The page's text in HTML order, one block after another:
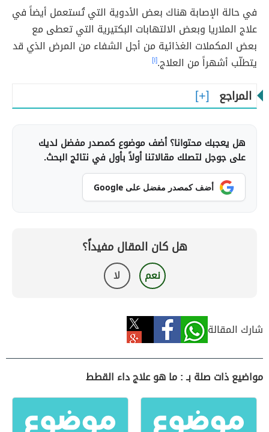
في حالة الإصابة هناك بعض الأدوية التي تُستعمل أيضاً في
علاج الملاريا وبعض الالتهابات البكتيرية التي تعطى مع
بعض المكملات الغذائية من أجل الشفاء من المرض الذي قد
يتطلّب أشهراً من العلاج.[١]
المراجع
هل يعجبك محتوانا؟ أضف موضوع كمصدر مفضل لديك
على جوجل لتصلك مقالاتنا أولاً بأول في نتائج البحث.
أضف كمصدر مفضل على Google
هل كان المقال مفيداً؟
نعم لا
شارك المقالة
مواضيع ذات صلة بـ : ما هو علاج داء القطط